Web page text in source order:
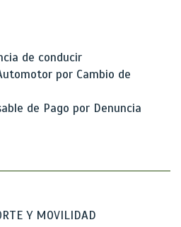
de conducir
por Cambio de
de Pago por Denuncia
Y MOVILIDAD